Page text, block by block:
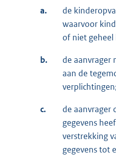
a.
de
waarvoor
of niet
b.
de aanvrager
aan de
c.
de aanvrager
gegevens
verstrekking
gegevens tot